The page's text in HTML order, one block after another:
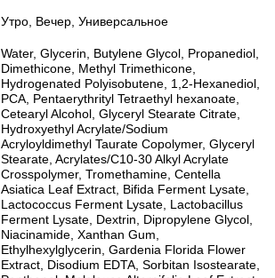
Утро, Вечер, Универсальное
Water, Glycerin, Butylene Glycol, Propanediol,
Dimethicone, Methyl Trimethicone,
Hydrogenated Polyisobutene, 1,2-Hexanediol,
PCA, Pentaerythrityl Tetraethyl hexanoate,
Cetearyl Alcohol, Glyceryl Stearate Citrate,
Hydroxyethyl Acrylate/Sodium
Acryloyldimethyl Taurate Copolymer, Glyceryl
Stearate, Acrylates/C10-30 Alkyl Acrylate
Crosspolymer, Tromethamine, Centella
Asiatica Leaf Extract, Bifida Ferment Lysate,
Lactococcus Ferment Lysate, Lactobacillus
Ferment Lysate, Dextrin, Dipropylene Glycol,
Niacinamide, Xanthan Gum,
Ethylhexylglycerin, Gardenia Florida Flower
Extract, Disodium EDTA, Sorbitan Isostearate,